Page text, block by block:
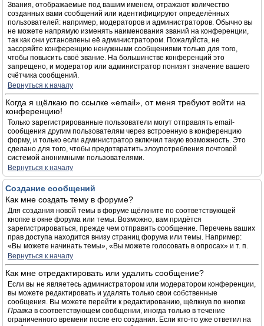
Звания, отображаемые под вашим именем, отражают количество
созданных вами сообщений или идентифицируют определённых
пользователей: например, модераторов и администраторов. Обычно вы
не можете напрямую изменять наименования званий на конференции,
так как они установлены её администратором. Пожалуйста, не
засоряйте конференцию ненужными сообщениями только для того,
чтобы повысить своё звание. На большинстве конференций это
запрещено, и модератор или администратор понизят значение вашего
счётчика сообщений.
Вернуться к началу
Когда я щёлкаю по ссылке «email», от меня требуют войти на
конференцию!
Только зарегистрированные пользователи могут отправлять email-
сообщения другим пользователям через встроенную в конференцию
форму, и только если администратор включил такую возможность. Это
сделано для того, чтобы предотвратить злоупотребления почтовой
системой анонимными пользователями.
Вернуться к началу
Создание сообщений
Как мне создать тему в форуме?
Для создания новой темы в форуме щёлкните по соответствующей
кнопке в окне форума или темы. Возможно, вам придётся
зарегистрироваться, прежде чем отправить сообщение. Перечень ваших
прав доступа находится внизу страниц форума или темы. Например:
«Вы можете начинать темы», «Вы можете голосовать в опросах» и т. п.
Вернуться к началу
Как мне отредактировать или удалить сообщение?
Если вы не являетесь администратором или модератором конференции,
вы можете редактировать и удалять только свои собственные
сообщения. Вы можете перейти к редактированию, щёлкнув по кнопке
Правка в соответствующем сообщении, иногда только в течение
ограниченного времени после его создания. Если кто-то уже ответил на